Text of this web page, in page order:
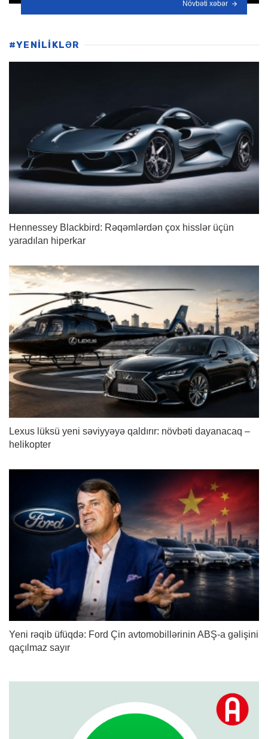
Növbəti xəbər
#YENİLİKLƏR
Hennessey Blackbird: Rəqəmlərdən çox hisslər üçün
yaradılan hiperkar
Lexus lüksü yeni səviyyəyə qaldırır: növbəti dayanacaq –
helikopter
Yeni rəqib üfüqdə: Ford Çin avtomobillərinin ABŞ-a gəlişini
qaçılmaz sayır